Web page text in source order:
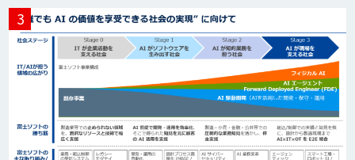
Datatang 高品質AIデータ収集・アノテ
ーションサービス
サプライチェーンの計画業務最適化サー